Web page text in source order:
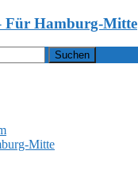
Für Hamburg-Mitte
Mitte